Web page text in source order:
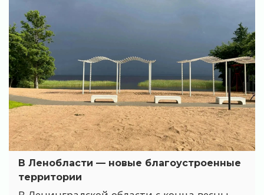
В Ленобласти — новые благоустроенные
территории